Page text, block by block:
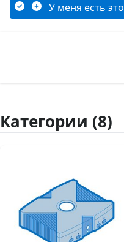
У меня есть это
Категории (8)